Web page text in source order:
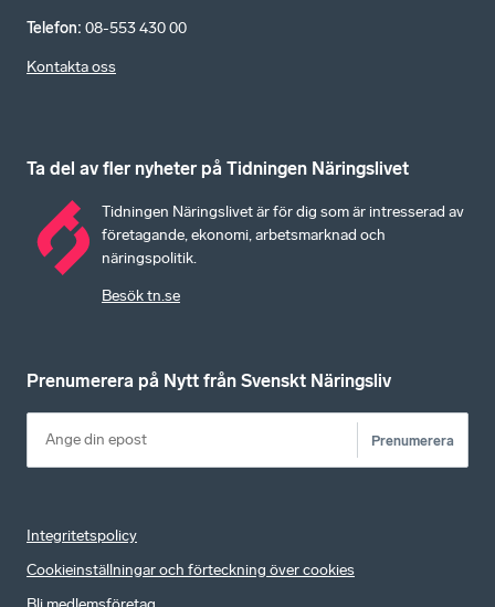
Telefon: 08-553 430 00
Kontakta oss
Ta del av fler nyheter på Tidningen Näringslivet
Tidningen Näringslivet är för dig som är intresserad av
företagande, ekonomi, arbetsmarknad och
näringspolitik.
Besök tn.se
Prenumerera på Nytt från Svenskt Näringsliv
Prenumerera
Integritetspolicy
Cookieinställningar och förteckning över cookies